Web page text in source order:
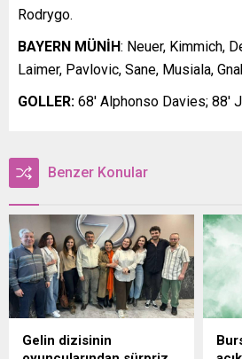
Rodrygo.
BAYERN MÜNİH: Neuer, Kimmich,
Laimer, Pavlovic, Sane, Musiala,
GOLLER: 68′ Alphonso Davies; 88′
Benzer Konular
Gelin dizisinin